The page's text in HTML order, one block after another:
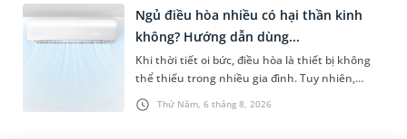
Thứ Năm, 6 tháng 8, 2026
Ngủ điều hòa nhiều có hại thần kinh
không? Hướng dẫn dùng...
Khi thời tiết oi bức, điều hòa là thiết bị không
thể thiếu trong nhiều gia đình. Tuy nhiên,
nhiều người lo ngại rằng việc ngủ trong phòng
điều hòa mỗi đêm có...